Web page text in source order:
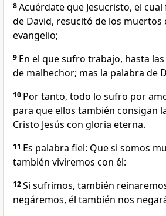
8Acuérdate que Jesucristo, el
de David, resucitó de los muertos
evangelio;
9 En el que sufro trabajo, hasta
de malhechor; mas la palabra de
10 Por tanto, todo lo sufro por
para que ellos también consigan
Cristo Jesús con gloria eterna.
11 Es palabra fiel: Que si somos
también viviremos con él:
12Si sufrimos, también
negáremos, él también nos